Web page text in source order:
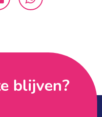
blijven?